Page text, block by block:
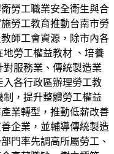
勞工職業安全衛生與合
勞工教育推動台南市勞
師工會資源，除市內各
勞工權益教材 、培養
服務業、傳統製造業
入各行政區辦理勞工教
，提升整體勞工權益
業轉型，推動低薪改善
企業，並輔導傳統製造
門率先調高所屬勞工、